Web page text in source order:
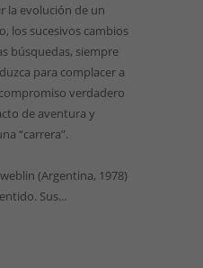
la evolución de un
los sucesivos cambios
búsquedas, siempre
para complacer a
verdadero
de aventura y
“carrera”.
(Argentina, 1978)
Sus...